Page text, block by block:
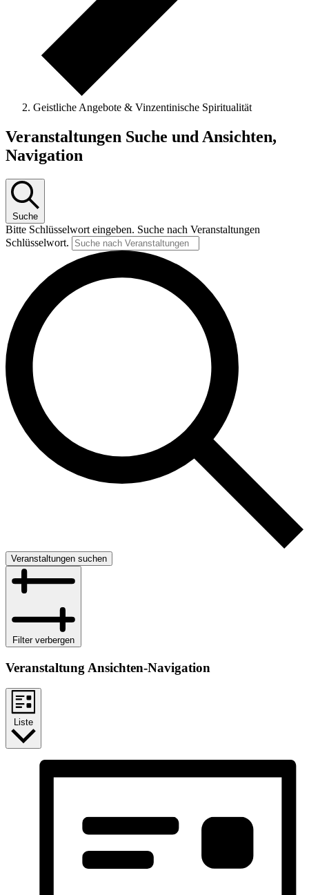
Geistliche Angebote & Vinzentinische Spiritualität
Veranstaltungen
Veranstaltungen Suche und Ansichten,
Navigation
Suche
Bitte Schlüsselwort eingeben. Suche nach Veranstaltungen
Schlüsselwort.
Veranstaltungen suchen
Filter verbergen
Veranstaltung Ansichten-Navigation
Liste